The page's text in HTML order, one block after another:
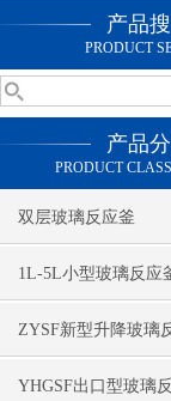
产品
PRODUCT
产品
PRODUCT
双层玻璃反应釜
1L-5L小型玻璃反应
ZYSF新型升降玻璃
YHGSF出口型玻璃